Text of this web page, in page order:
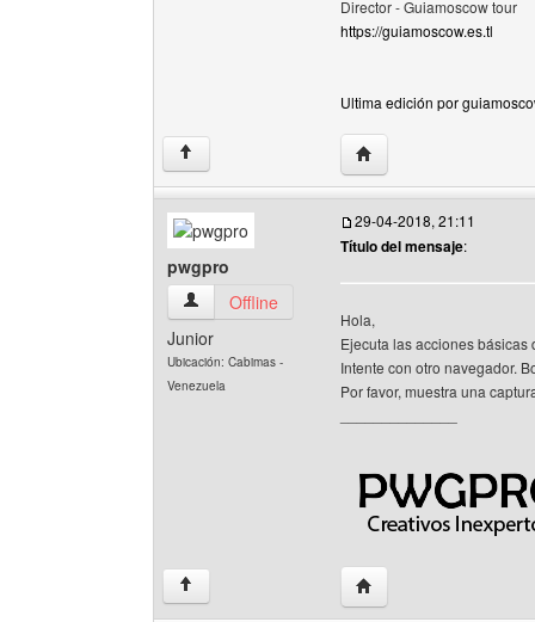
Director - Guiamoscow tour
https://guiamoscow.es.tl
Ultima edición por
↑ Visitar sitio web del
pwgpro
pwgpro Ver perfil del usuario
Offline
Junior
Ubicación: Cabimas -
Venezuela
29-04-2018, 21:11
Título del mensaje:
Hola,
Ejecuta las acciones
Intente con otro navegador.
Por favor, muestra una
↑ Visitar sitio web del